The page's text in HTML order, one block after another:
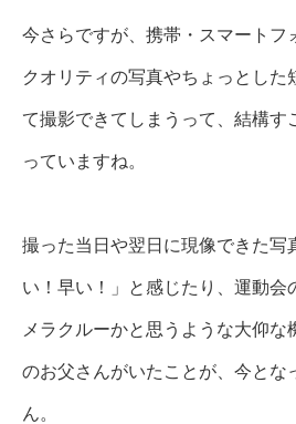
今さらですが、携帯・スマートフ
クオリティの写真やちょっとした
て撮影できてしまうって、結構す
っていますね。
撮った当日や翌日に現像できた写
い！早い！」と感じたり、運動会
メラクルーかと思うような大仰な
のお父さんがいたことが、今とな
ん。